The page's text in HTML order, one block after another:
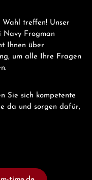
Wahl treffen! Unser
Navy Frogman
Ihnen über
um alle Ihre Fragen
Sie sich kompetente
da und sorgen dafür,